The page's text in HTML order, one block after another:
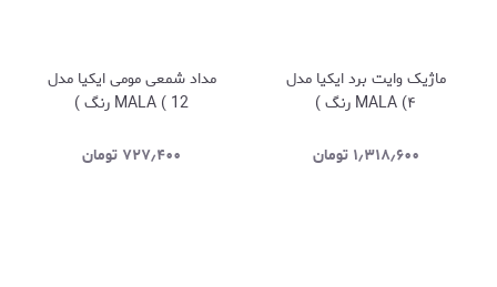
ماژیک وایت برد ایکیا مدل
MALA (۴ رنگ )
۱٫۳۱۸٫۶۰۰ تومان
مداد شمعی مومی ایکیا مدل
MALA ( 12 رنگ )
۷۲۷٫۴۰۰ تومان